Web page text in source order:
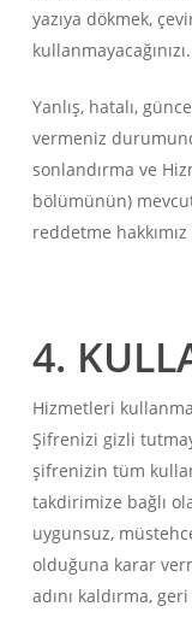
yazıya dökmek,
kullanmayacağınızı.
Yanlış, hatalı,
vermeniz
sonlandırma ve
bölümünün)
reddetme hakkımız
4.
Hizmetleri
Şifrenizi gizli
şifrenizin tüm
takdirimize bağlı
uygunsuz,
olduğuna karar
adını kaldırma,